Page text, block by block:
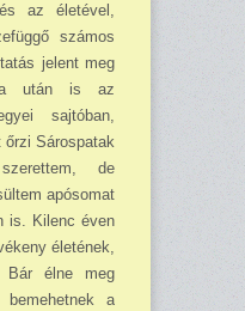
az életével,
számos
jelent meg
után is az
sajtóban,
őrzi Sárospatak
de
apósomat
is. Kilenc éven
életének,
Bár élne meg
bemehetnek a